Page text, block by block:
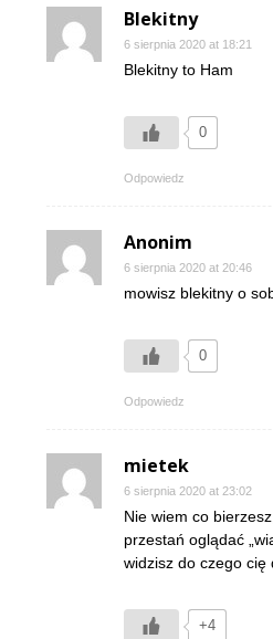
Blekitny
6 sierpnia 2020 at 18:21
Blekitny to Ham
0
Odpowiedz
Anonim
6 sierpnia 2020 at 20:46
mowisz blekitny o
0
Odpowiedz
mietek
6 sierpnia 2020 at 23:02
Nie wiem co
przestań oglądać
widzisz do czego cię
+4